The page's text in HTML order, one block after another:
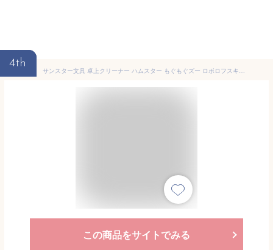
4th
サンスター文具 卓上クリーナー ハムスター もぐもぐズー ロボロフスキー S8902291
この商品をサイトでみる